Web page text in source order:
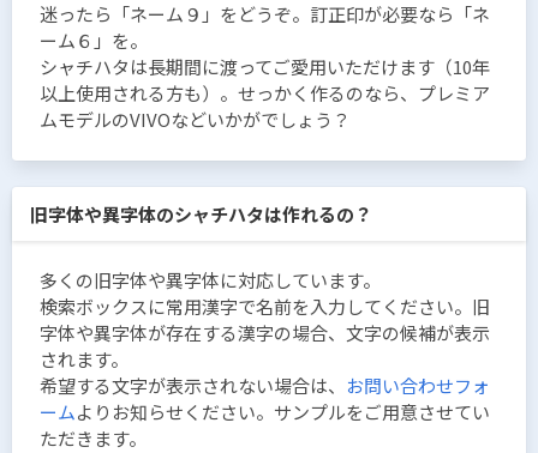
迷ったら「ネーム９」をどうぞ。訂正印が必要なら「ネ
ーム６」を。
シャチハタは長期間に渡ってご愛用いただけます（10年
以上使用される方も）。せっかく作るのなら、プレミア
ムモデルのVIVOなどいかがでしょう？
旧字体や異字体のシャチハタは作れるの？
多くの旧字体や異字体に対応しています。
検索ボックスに常用漢字で名前を入力してください。旧
字体や異字体が存在する漢字の場合、文字の候補が表示
されます。
希望する文字が表示されない場合は、 お問い合わせフォ
ームよりお知らせください。サンプルをご用意させてい
ただきます。